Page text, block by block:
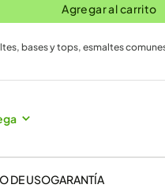
Agregar al carrito
bases y tops, esmaltes
DE USOGARANTÍA